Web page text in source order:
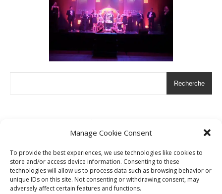
Manage Cookie Consent
To provide the best experiences, we use technologies like cookies to
store and/or access device information. Consenting to these
technologies will allow us to process data such as browsing behavior or
unique IDs on this site. Not consenting or withdrawing consent, may
adversely affect certain features and functions.
Recherche
Articles récents
Merci d’avoir fait vivre Noémia !